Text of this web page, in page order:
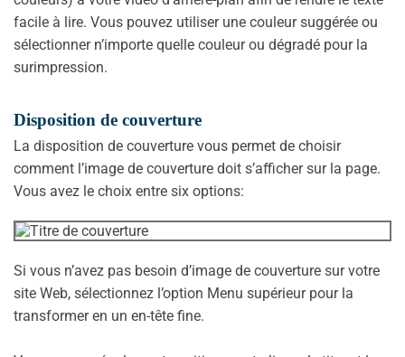
facile à lire. Vous pouvez utiliser une couleur suggérée ou
sélectionner n’importe quelle couleur ou dégradé pour la
surimpression.
Disposition de couverture
La disposition de couverture vous permet de choisir
comment l’image de couverture doit s’afficher sur la page.
Vous avez le choix entre six options:
Si vous n’avez pas besoin d’image de couverture sur votre
site Web, sélectionnez l’option Menu supérieur pour la
transformer en un en-tête fine.